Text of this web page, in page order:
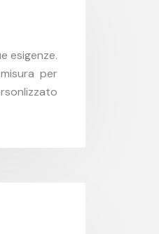
esigenze.
per